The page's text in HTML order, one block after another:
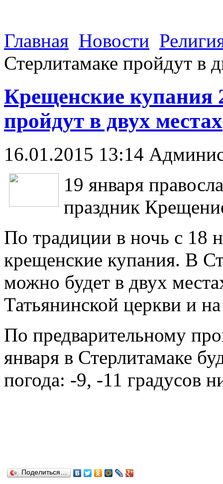
Главная Новости
Стерлитамаке пройдут в
Крещенские купания
пройдут в двух местах
16.01.2015 13:14
19 января
праздник
По традиции в ночь с 18
крещенские купания. В
можно будет в двух
Татьянинской церкви и
По предварительному
января в Стерлитамаке
погода: -9, -11 градусов
Поделиться…